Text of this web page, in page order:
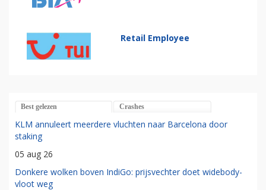
Retail Employee
Best gelezen Crashes
KLM annuleert meerdere vluchten naar Barcelona door
staking
05 aug 26
Donkere wolken boven IndiGo: prijsvechter doet widebody-
vloot weg